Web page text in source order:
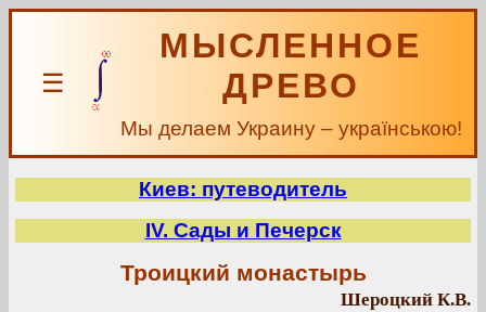
☰
МЫСЛЕННОЕ
ДРЕВО
Мы делаем Украину – українською!
Киев: путеводитель
IV. Сады и Печерск
Троицкий монастырь
Шероцкий К.В.